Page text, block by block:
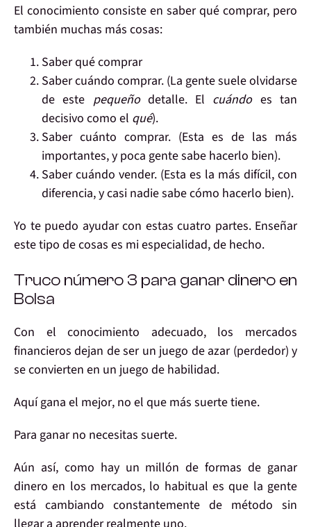
El conocimiento consiste en saber qué comprar, pero
también muchas más cosas:
Saberqué comprar
Sabercuándo comprar. (La gente suele olvidarse
de este pequeñodetalle. El cuándoes tan
decisivo como el qué).
Saber cuánto comprar. (Esta es de las más
importantes, y poca gente sabe hacerlo bien).
Sabercuándo vender. (Esta es la más difícil, con
diferencia, y casi nadie sabe cómo hacerlo bien).
Yo te puedo ayudarcon estas cuatro partes. Enseñar
este tipo de cosas es mi especialidad, de hecho.
Truco número 3 para ganar dinero en
Bolsa
Con el conocimiento adecuado, los mercados
financierosdejan de ser un juego de azar(perdedor) y
se convierten en un juego de habilidad.
Aquígana el mejor, no el que más suerte tiene.
Para ganarno necesitas suerte.
Aún así, como hay un millón de formas de ganar
dinero en los mercados, lo habitual es que la gente
está cambiando constantemente de método sin